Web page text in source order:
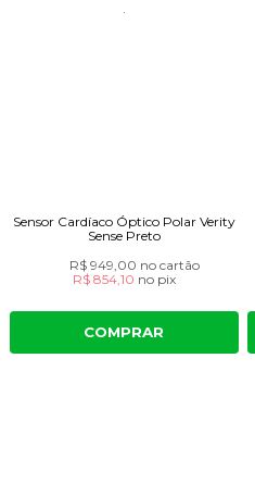
Sensor Cardíaco Óptico Polar Verity
Sense Preto
R$ 949,00 no cartão
R$ 854,10 no pix
COMPRAR